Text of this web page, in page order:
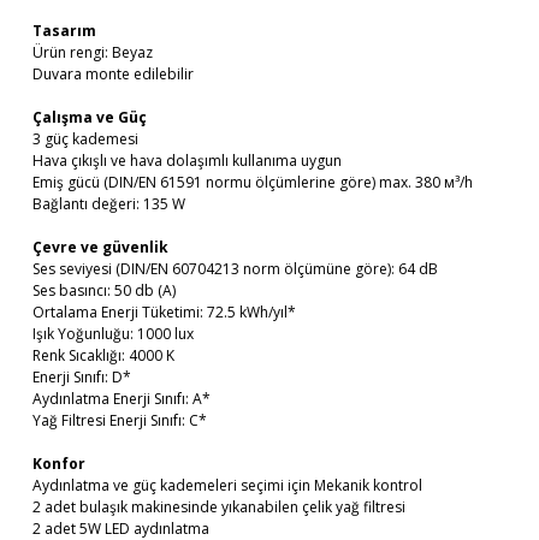
Tasarım
Ürün rengi: Beyaz
Duvara monte edilebilir
Çalışma ve Güç
3 güç kademesi
Hava çıkışlı ve hava dolaşımlı kullanıma uygun
Emiş gücü (DIN/EN 61591 normu ölçümlerine göre) max. 380 м³/h
Bağlantı değeri: 135 W
Çevre ve güvenlik
Ses seviyesi (DIN/EN 60704213 norm ölçümüne göre): 64 dB
Ses basıncı: 50 db (A)
Ortalama Enerji Tüketimi: 72.5 kWh/yıl*
Işık Yoğunluğu: 1000 lux
Renk Sıcaklığı: 4000 K
Enerji Sınıfı: D*
Aydınlatma Enerji Sınıfı: A*
Yağ Filtresi Enerji Sınıfı: C*
Konfor
Aydınlatma ve güç kademeleri seçimi için Mekanik kontrol
2 adet bulaşık makinesinde yıkanabilen çelik yağ filtresi
2 adet 5W LED aydınlatma